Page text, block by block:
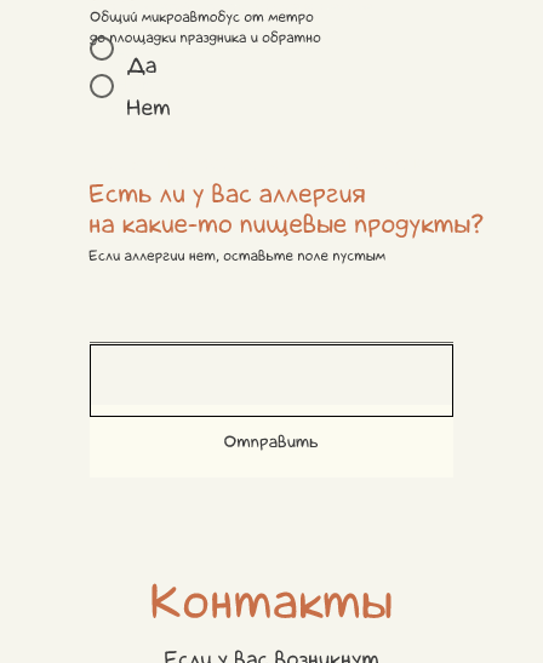
Да
то пищевые продукты?
Если аллергии нет, оставьте поле пустым